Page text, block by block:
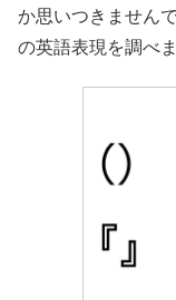
か思いつきません
の英語表現を調べま